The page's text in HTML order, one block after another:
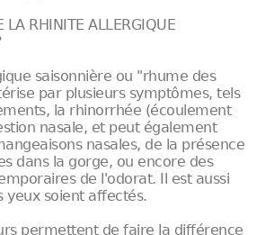
LA RHINITE ALLERGIQUE
saisonnière ou "rhume des
par plusieurs symptômes, tels
la rhinorrhée (écoulement
nasale, et peut également
nasales, de la présence
dans la gorge, ou encore des
de l'odorat. Il est aussi
yeux soient affectés.
permettent de faire la différence